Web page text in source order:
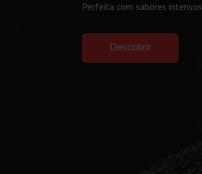
Perfeita com sabores intensos
Descobrir